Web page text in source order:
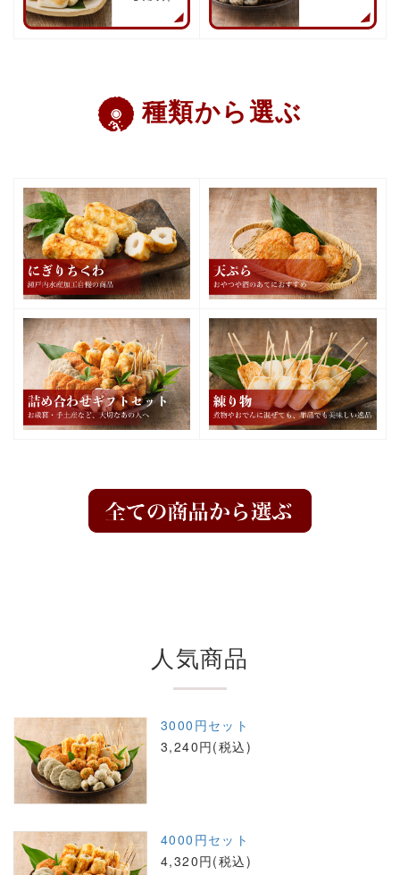
種類から選ぶ
人気商品
3000円セット
3,240円(税込)
4000円セット
4,320円(税込)